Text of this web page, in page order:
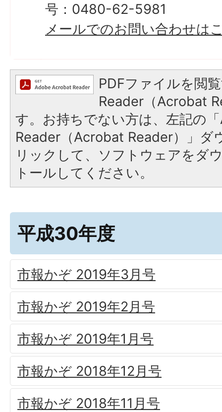
号：0480-62-5981
メールでのお問い合わせは
PDFファイルを閲
Reader（Acrobat
す。お持ちでない方は、左記の
Reader（Acrobat Reader）」ダ
リックして、ソフトウェアをダ
トールしてください。
平成30年度
市報かぞ 2019年3月号
市報かぞ 2019年2月号
市報かぞ 2019年1月号
市報かぞ 2018年12月号
市報かぞ 2018年11月号